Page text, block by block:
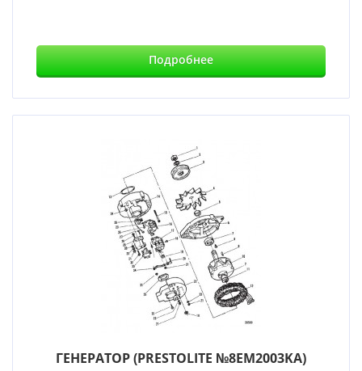
Подробнее
ГЕНЕРАТОР (PRESTOLITE №8EM2003KA)